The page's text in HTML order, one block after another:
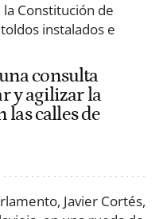
consulta
y agilizar la
las calles de